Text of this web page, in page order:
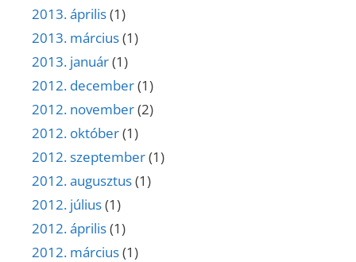
2013. április(1)
2013. március(1)
2013. január(1)
2012. december(1)
2012. november(2)
2012. október(1)
2012. szeptember(1)
2012. augusztus(1)
2012. július(1)
2012. április(1)
2012. március(1)